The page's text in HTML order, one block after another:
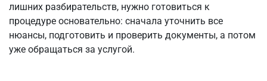
лишних разбирательств, нужно готовиться к
процедуре основательно: сначала уточнить все
нюансы, подготовить и проверить документы, а потом
уже обращаться за услугой.